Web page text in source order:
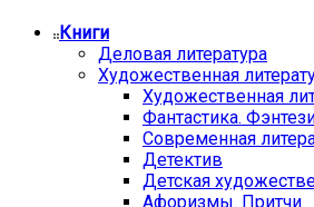
Книги
Деловая литература
Художественная
Художественная
Фантастика.
Современная
Детектив
Детская
Афоризмы. Притчи